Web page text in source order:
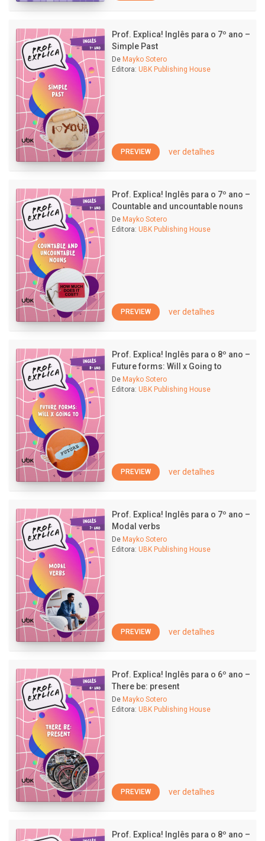
Prof. Explica! Inglês para o 7º ano –
Simple Past
De Mayko Sotero
Editora: UBK Publishing House
PREVIEW ver detalhes
Prof. Explica! Inglês para o 7º ano –
Countable and uncountable nouns
De Mayko Sotero
Editora: UBK Publishing House
PREVIEW ver detalhes
Prof. Explica! Inglês para o 8º ano –
Future forms: Will x Going to
De Mayko Sotero
Editora: UBK Publishing House
PREVIEW ver detalhes
Prof. Explica! Inglês para o 7º ano –
Modal verbs
De Mayko Sotero
Editora: UBK Publishing House
PREVIEW ver detalhes
Prof. Explica! Inglês para o 6º ano –
There be: present
De Mayko Sotero
Editora: UBK Publishing House
PREVIEW ver detalhes
Prof. Explica! Inglês para o 8º ano –